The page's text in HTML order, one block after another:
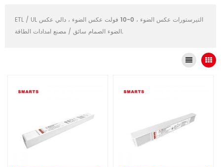
ETL / UL التيرستورات عكس الضوء ، ، دالي عكس
الضوء الصمام سائق / مصنع امدادات الطاقة.